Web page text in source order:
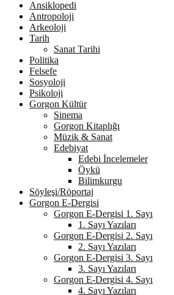
Ansiklopedi
Antropoloji
Arkeoloji
Tarih
Sanat Tarihi
Politika
Felsefe
Sosyoloji
Psikoloji
Gorgon Kültür
Sinema
Gorgon Kitaplığı
Müzik & Sanat
Edebiyat
Edebi İncelemeler
Öykü
Bilimkurgu
Söyleşi/Röportaj
Gorgon E-Dergisi
Gorgon E-Dergisi 1. Sayı
1. Sayı Yazıları
Gorgon E-Dergisi 2. Sayı
2. Sayı Yazıları
Gorgon E-Dergisi 3. Sayı
3. Sayı Yazıları
Gorgon E-Dergisi 4. Sayı
4. Sayı Yazıları